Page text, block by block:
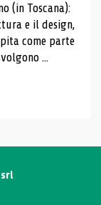
(in Toscana):
e il design,
come parte
...
srl